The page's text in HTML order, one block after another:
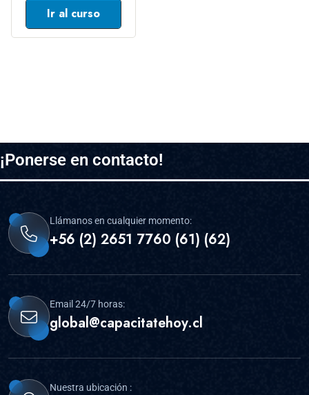
Leer Mas
¡Ponerse en contacto!
Llámanos en cualquier momento:
+56 (2) 2651 7760 (61) (62)
Email 24/7 horas:
global@capacitatehoy.cl
Nuestra ubicación :